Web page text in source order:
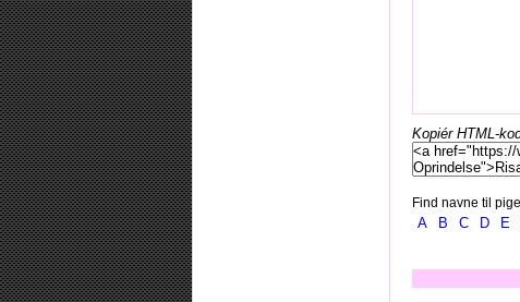
Kopiér HTML-
Find navne til
A B C D E